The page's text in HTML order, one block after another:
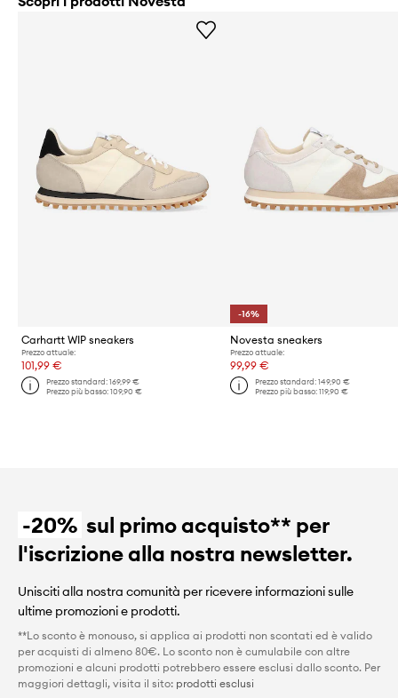
Carhartt WIP sneakers
Prezzo attuale:
101,99 €
Prezzo standard:169,99 €
Prezzo più basso:109,90 €
-16%
Novesta sneakers
Prezzo attuale:
99,99 €
Prezzo standard: 149,90 €
Prezzo più basso: 119,90 €
-20% sul primo acquisto** per
l'iscrizione alla nostra newsletter.
Unisciti alla nostra comunità per ricevere informazioni sulle
ultime promozioni e prodotti.
**Lo sconto è monouso, si applica ai prodotti non scontati ed è valido
per acquisti di almeno 80€. Lo sconto non è cumulabile con altre
promozioni e alcuni prodotti potrebbero essere esclusi dallo sconto. Per
maggiori dettagli, visita il sito: prodotti esclusi